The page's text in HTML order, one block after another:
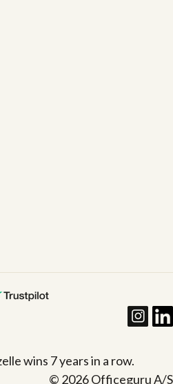
wins 7 years in a row.
© 2026 Officeguru A/S